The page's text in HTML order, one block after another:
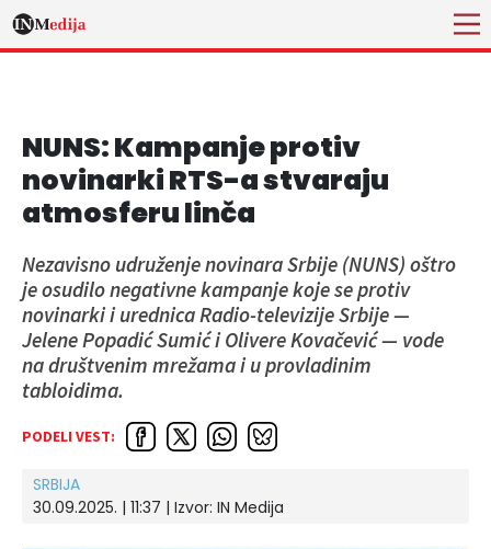
NUNS: Kampanje protiv
novinarki RTS-a stvaraju
atmosferu linča
Nezavisno udruženje novinara Srbije (NUNS) oštro
je osudilo negativne kampanje koje se protiv
novinarki i urednica Radio-televizije Srbije —
Jelene Popadić Sumić i Olivere Kovačević — vode
na društvenim mrežama i u provladinim
tabloidima.
PODELI VEST:
SRBIJA
30.09.2025. | 11:37 | Izvor: IN Medija